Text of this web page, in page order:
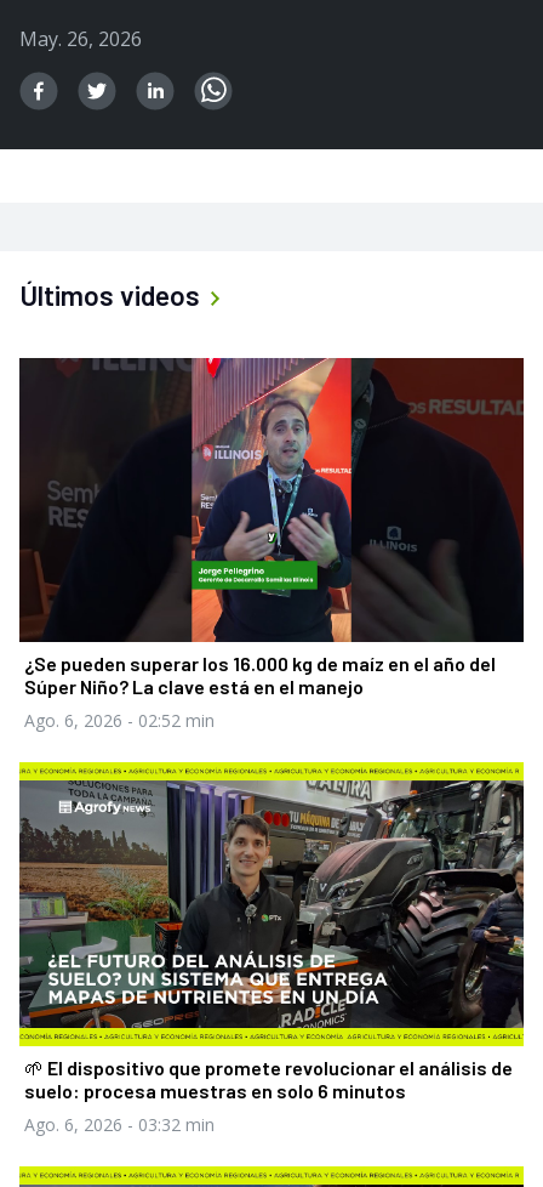
NEWS.AGROFY.COM
May. 26, 2026
Últimos videos
¿Se pueden superar los 16.000 kg de maíz en el año del
Súper Niño? La clave está en el manejo
Ago. 6, 2026 - 02:52 min
🌱 El dispositivo que promete revolucionar el análisis de
suelo: procesa muestras en solo 6 minutos
Ago. 6, 2026 - 03:32 min